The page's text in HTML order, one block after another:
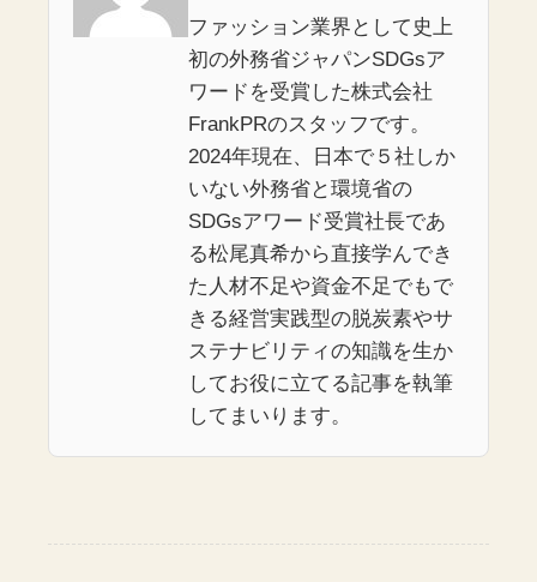
ファッション業界として史上
初の外務省ジャパンSDGsア
ワードを受賞した株式会社
FrankPRのスタッフです。
2024年現在、日本で５社しか
いない外務省と環境省の
SDGsアワード受賞社長であ
る松尾真希から直接学んでき
た人材不足や資金不足でもで
きる経営実践型の脱炭素やサ
ステナビリティの知識を生か
してお役に立てる記事を執筆
してまいります。